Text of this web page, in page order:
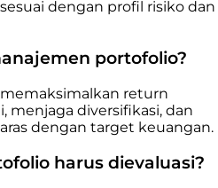
dengan profil risiko dan
portofolio?
return
menjaga diversifikasi, dan
dengan target keuangan.
harus dievaluasi?